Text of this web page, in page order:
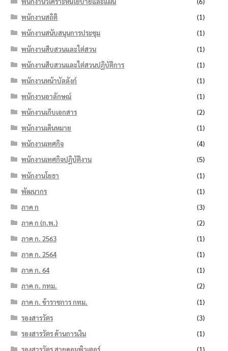
พนักงานสถิติ
(1)
พนักงานสนับสนุนการประชุม
(1)
พนักงานสืบสวนและไต่สวน
(1)
พนักงานสืบสวนและไต่สวนปฏิบัติการ
(1)
พนักงานหน้าบัลลังก์
(1)
พนักงานอาลักษณ์
(1)
พนักงานเก็บเอกสาร
(2)
พนักงานเดินหมาย
(1)
พนักงานเทศกิจ
(4)
พนักงานเทศกิจปฏิบัติงาน
(5)
พนักงานโยธา
(1)
พัฒนากร
(1)
ภาค ก
(3)
ภาค ก (ก.พ.)
(2)
ภาค ก. 2563
(1)
ภาค ก. 2564
(1)
ภาค ก. 64
(1)
ภาค ก. กทม.
(2)
ภาค ก. ข้าราชการ กทม.
(1)
รองสารวัตร
(3)
รองสารวัตร ด้านการเงิน
(1)
รองสารวัตร สายคอมพิวเตอร์
(1)